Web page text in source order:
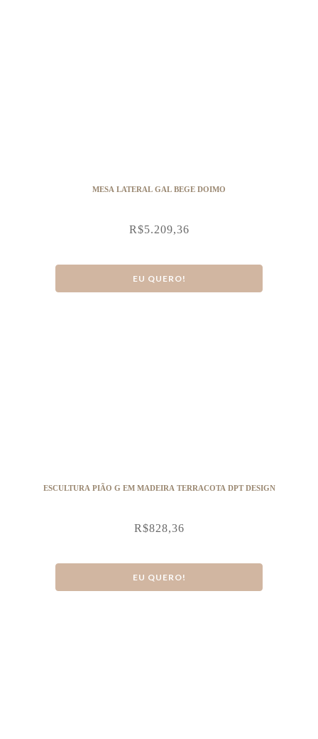
MESA LATERAL GAL BEGE DOIMO
R$5.209,36
EU QUERO!
ESCULTURA PIÃO G EM MADEIRA TERRACOTA DPT DESIGN
R$828,36
EU QUERO!